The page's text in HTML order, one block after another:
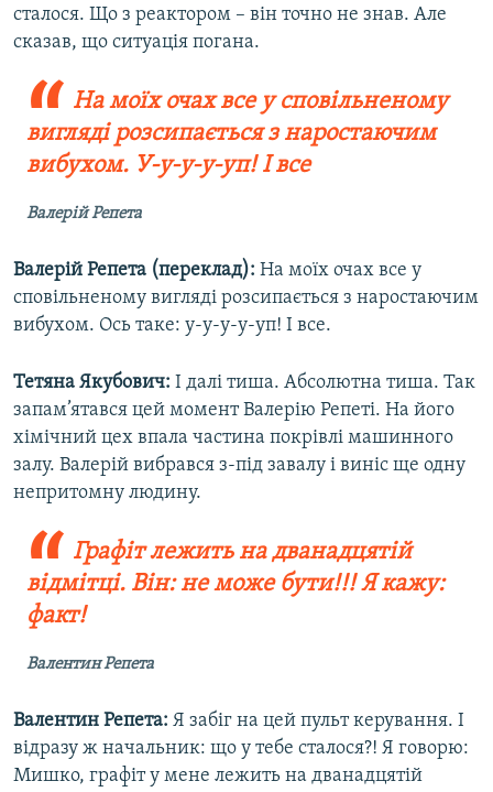
сталося. Що з реактором – він точно не знав. Але
сказав, що ситуація погана.
На моїх очах все у сповільненому
вигляді розсипається з наростаючим
вибухом. У-у-у-у-уп! І все
Валерій Репета
Валерій Репета (переклад): На моїх очах все у
сповільненому вигляді розсипається з наростаючим
вибухом. Ось таке: у-у-у-у-уп! І все.
Тетяна Якубович: І далі тиша. Абсолютна тиша. Так
запам’ятався цей момент Валерію Репеті. На його
хімічний цех впала частина покрівлі машинного
залу. Валерій вибрався з-під завалу і виніс ще одну
непритомну людину.
Графіт лежить на дванадцятій
відмітці. Він: не може бути!!! Я кажу:
факт!
Валентин Репета
Валентин Репета: Я забіг на цей пульт керування. І
відразу ж начальник: що у тебе сталося?! Я говорю:
Мишко, графіт у мене лежить на дванадцятій